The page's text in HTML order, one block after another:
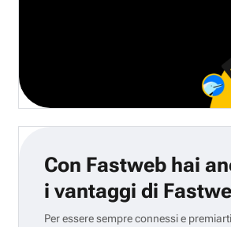
Con Fastweb hai
i vantaggi di
Per essere sempre connessi e